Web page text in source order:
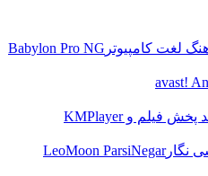
Babylon Pro NG
فیلم و KMPlayer
LeoMoon ParsiNegar